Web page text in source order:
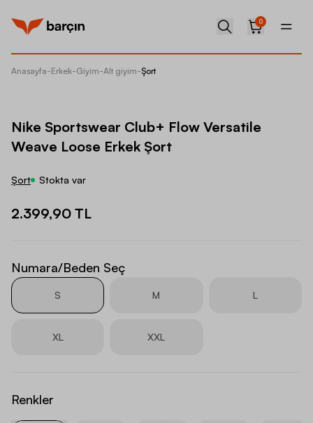
0
Anasayfa-Erkek-Giyim-Alt giyim-Şort
Nike Sportswear Club+ Flow Versatile
Weave Loose Erkek Şort
Şort Stokta var
2.399,90 TL
Numara/Beden Seç
S M L
XL XXL
Renkler